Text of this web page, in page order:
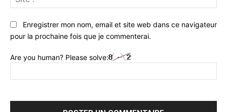
:
Enregistrer mon nom, email et site web dans ce navigateur
pour la prochaine fois que je commenterai.
Are you human? Please solve: